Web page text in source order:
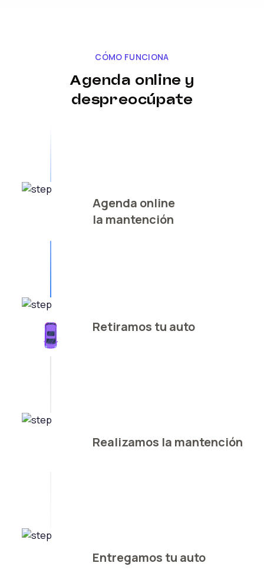
CÓMO FUNCIONA
Agenda online y
despreocúpate
Agenda online
la mantención
Retiramos tu auto
Realizamos la mantención
Entregamos tu auto